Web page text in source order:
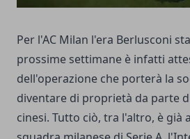
Per l'AC Milan l'era Berlusconi
prossime settimane è infatti
dell'operazione che porterà la
diventare di proprietà da parte
cinesi. Tutto ciò, tra l'altro, è già